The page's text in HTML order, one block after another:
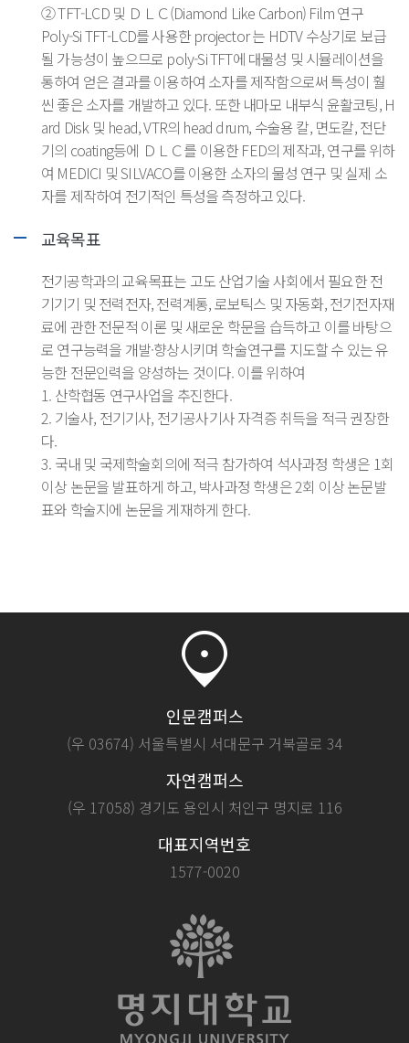
② TFT-LCD 및 ＤＬＣ(Diamond Like Carbon) Film 연구
Poly-Si TFT-LCD를 사용한 projector 는 HDTV 수상기로 보급
될 가능성이 높으므로 poly-Si TFT에 대물성 및 시뮬레이션을
통하여 얻은 결과를 이용하여 소자를 제작함으로써 특성이 훨
씬 좋은 소자를 개발하고 있다. 또한 내마모 내부식 윤활코팅, H
ard Disk 및 head, VTR의 head drum, 수술용 칼, 면도칼, 전단
기의 coating등에 ＤＬＣ를 이용한 FED의 제작과, 연구를 위하
여 MEDICI 및 SILVACO를 이용한 소자의 물성 연구 및 실제 소
자를 제작하여 전기적인 특성을 측정하고 있다.
교육목표
전기공학과의 교육목표는 고도 산업기술 사회에서 필요한 전
기기기 및 전력전자, 전력계통, 로보틱스 및 자동화, 전기전자재
료에 관한 전문적 이론 및 새로운 학문을 습득하고 이를 바탕으
로 연구능력을 개발·향상시키며 학술연구를 지도할 수 있는 유
능한 전문인력을 양성하는 것이다. 이를 위하여
1. 산학협동 연구사업을 추진한다.
2. 기술사, 전기기사, 전기공사기사 자격증 취득을 적극 권장한
다.
3. 국내 및 국제학술회의에 적극 참가하여 석사과정 학생은 1회
이상 논문을 발표하게 하고, 박사과정 학생은 2회 이상 논문발
표와 학술지에 논문을 게재하게 한다.
인문캠퍼스
(우 03674) 서울특별시 서대문구 거북골로 34
자연캠퍼스
(우 17058) 경기도 용인시 처인구 명지로 116
대표지역번호
1577-0020